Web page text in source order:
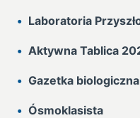
Laboratoria
Aktywna Tablica
Gazetka
Ósmoklasista